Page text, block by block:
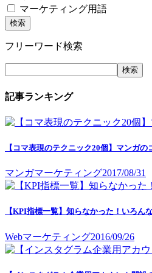
マーケティング用語
フリーワード検索
記事ランキング
【コマ表現のテクニック20個】マンガの
マンガマーケティング2017/08/31
【KPI指標一覧】知らなかった！いろん
Webマーケティング2016/09/26